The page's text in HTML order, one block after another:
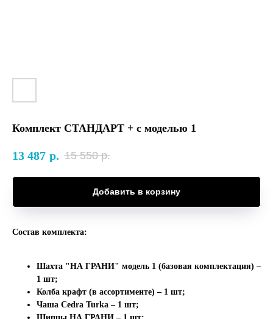
Комплект СТАНДАРТ + с моделью 1
13 487 р. 15 550 р.
Добавить в корзину
Состав комплекта:
Шахта "НА ГРАНИ" модель 1 (базовая комплектация) –
1 шт;
Колба крафт (в ассортименте) – 1 шт;
Чаша Cedra Turka – 1 шт;